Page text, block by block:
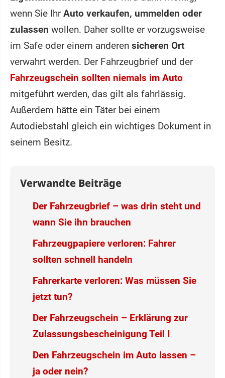
wenn Sie IhrAuto verkaufen, ummelden oder
zulassen wollen. Daher sollte er vorzugsweise
im Safe oder einem anderen sicheren Ort
verwahrt werden. Der Fahrzeugbrief und der
Fahrzeugschein sollten niemals im Auto
mitgeführt werden, das gilt als fahrlässig.
Außerdem hätte ein Täter bei einem
Autodiebstahl gleich ein wichtiges Dokument in
seinem Besitz.
Verwandte Beiträge
Der Fahrzeugbrief – was drin steht und
wann Sie ihn brauchen
Fahrzeugpapiere verloren: Fahrer
sollten schnell handeln
Fahrerkarte verloren: Was müssen Sie
jetzt tun?
Der Fahrzeugschein – Erklärung zur
Zulassungsbescheinigung Teil I
Den Fahrzeugschein im Auto lassen –
ja oder nein?